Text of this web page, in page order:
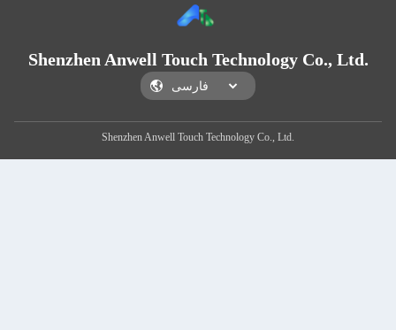
Shenzhen Anwell Touch Technology Co., Ltd.
Shenzhen Anwell Touch Technology Co., Ltd.